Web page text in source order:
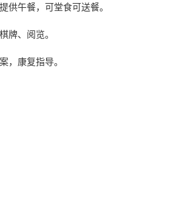
供午餐，可堂食可送餐。
牌、阅览。
，康复指导。